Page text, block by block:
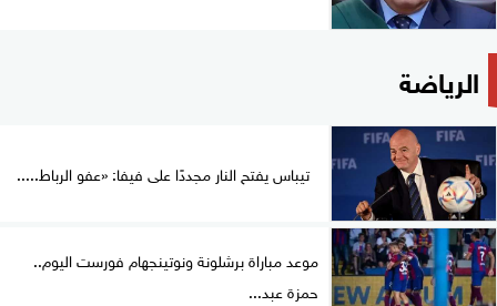
الرياضة
تيباس يفتح النار مجددًا على فيفا: «عفو الرباط.....
موعد مباراة برشلونة ونوتينجهام فورست اليوم..
حمزة عبد...